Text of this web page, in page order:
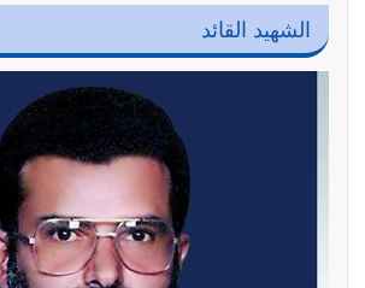
الشهيد القائد